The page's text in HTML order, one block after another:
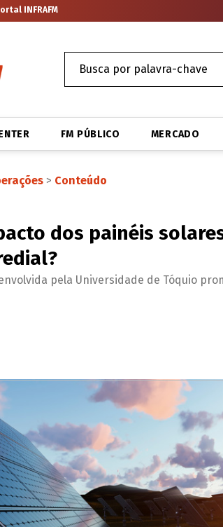
INFRAFM
FM PÚBLICO MERCADO
> Conteúdo
dos painéis
pela Universidade de Tóquio